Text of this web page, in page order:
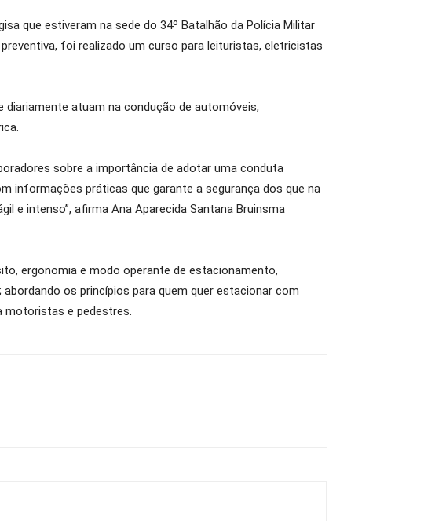
que estiveram na sede do 34º Batalhão da Polícia Militar
foi realizado um curso para leituristas, eletricistas
atuam na condução de automóveis,
sobre a importância de adotar uma conduta
informações práticas que garante a segurança dos que na
e intenso”, afirma Ana Aparecida Santana Bruinsma
ergonomia e modo operante de estacionamento,
os princípios para quem quer estacionar com
motoristas e pedestres.